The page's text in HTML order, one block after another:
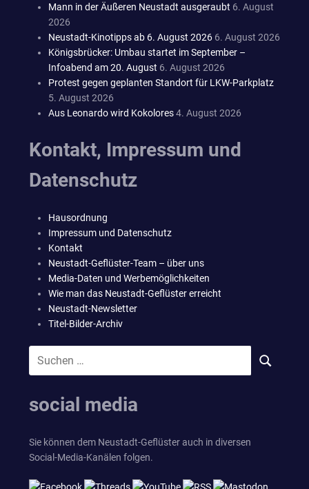
Mann in der Äußeren Neustadt ausgeraubt 6. August
2026
Neustadt-Kinotipps ab 6. August 2026 6. August 2026
Königsbrücker: Umbau startet im September –
Infoabend am 20. August 6. August 2026
Protest gegen geplanten Standort für LKW-Parkplatz
5. August 2026
Aus Leonardo wird Kokolores4. August 2026
Kontakt, Impressum und
Datenschutz
Hausordnung
Impressum und Datenschutz
Kontakt
Neustadt-Geflüster-Team – über uns
Media-Daten und Werbemöglichkeiten
Wie man das Neustadt-Geflüster erreicht
Neustadt-Newsletter
Titel-Bilder-Archiv
SUCHEN
social media
Sie können dem Neustadt-Geflüster auch in diversen
Social-Media-Kanälen folgen.